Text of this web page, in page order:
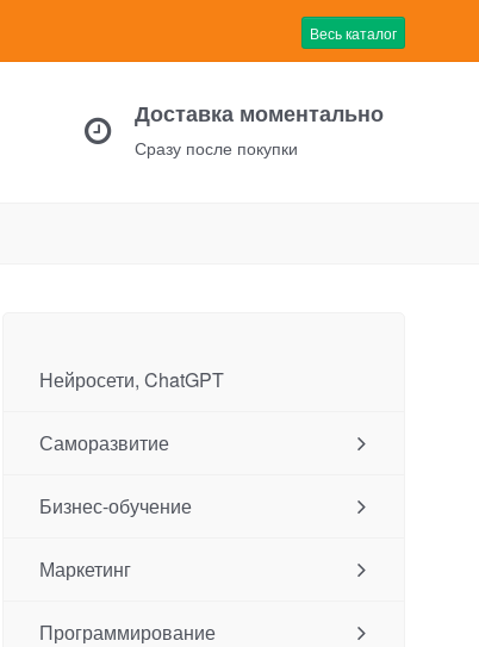
Весь каталог
Доставка моментально
Сразу после покупки
Нейросети, ChatGPT
Саморазвитие
Бизнес-обучение
Маркетинг
Программирование